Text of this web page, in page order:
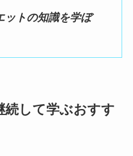
ットの知識を学ぼ
続して学ぶおすす